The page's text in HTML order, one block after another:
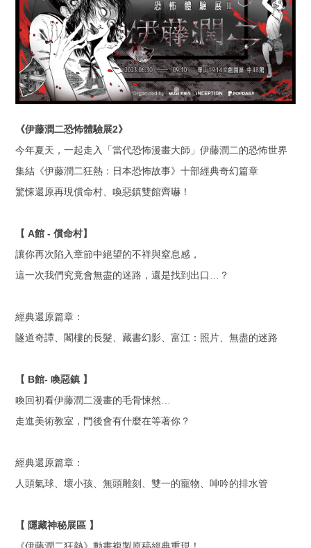
《伊藤潤二恐怖體驗展2》
今年夏天，一起走入「當代恐怖漫畫大師」伊藤潤二的恐怖世界
集結《伊藤潤二狂熱：日本恐怖故事》十部經典奇幻篇章
驚悚還原再現償命村、喚惡鎮雙館齊嚇！
【 A館 -償命村】
讓你再次陷入章節中絕望的不祥與窒息感，
這一次我們究竟會無盡的迷路，還是找到出口
？
經典還原篇章：
隧道奇譚、閣樓的長髮、藏書幻影、富江：照片、無盡的迷路
【 B館-喚惡鎮 】
喚回初看伊藤潤二漫畫的毛骨悚然
走進美術教室，門後會有什麼在等著你？
經典還原篇章：
人頭氣球、壞小孩、無頭雕刻、雙一的寵物、呻吟的排水管
【 隱藏神秘展區 】
《伊藤潤二狂熱》動畫複製原稿經典重現！